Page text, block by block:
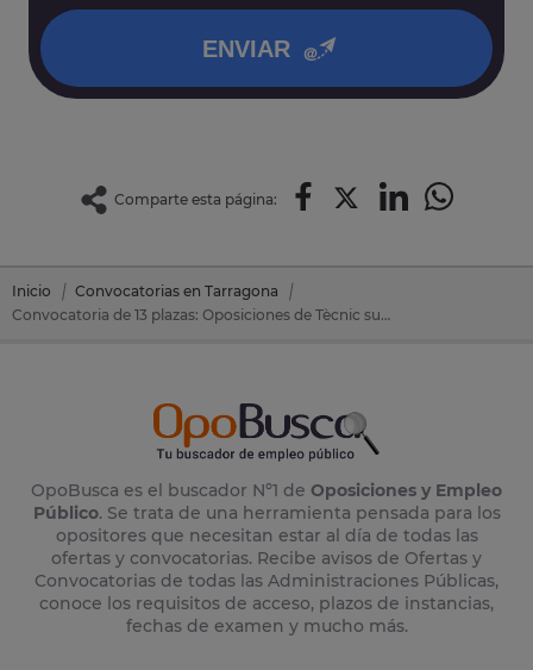
ENVIAR
Comparte esta página:
Inicio
Convocatorias en Tarragona
Convocatoria de 13 plazas: Oposiciones de Tècnic superior en educació infantil en Tarragona (Tarragona)
OpoBusca es el buscador Nº1 de Oposiciones y Empleo
Público. Se trata de una herramienta pensada para los
opositores que necesitan estar al día de todas las
ofertas y convocatorias. Recibe avisos de Ofertas y
Convocatorias de todas las Administraciones Públicas,
conoce los requisitos de acceso, plazos de instancias,
fechas de examen y mucho más.